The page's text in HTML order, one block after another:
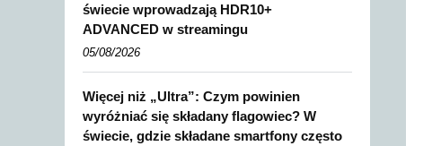
świecie wprowadzają HDR10+
ADVANCED w streamingu
05/08/2026
Więcej niż „Ultra”: Czym powinien
wyróżniać się składany flagowiec? W
świecie, gdzie składane smartfony często